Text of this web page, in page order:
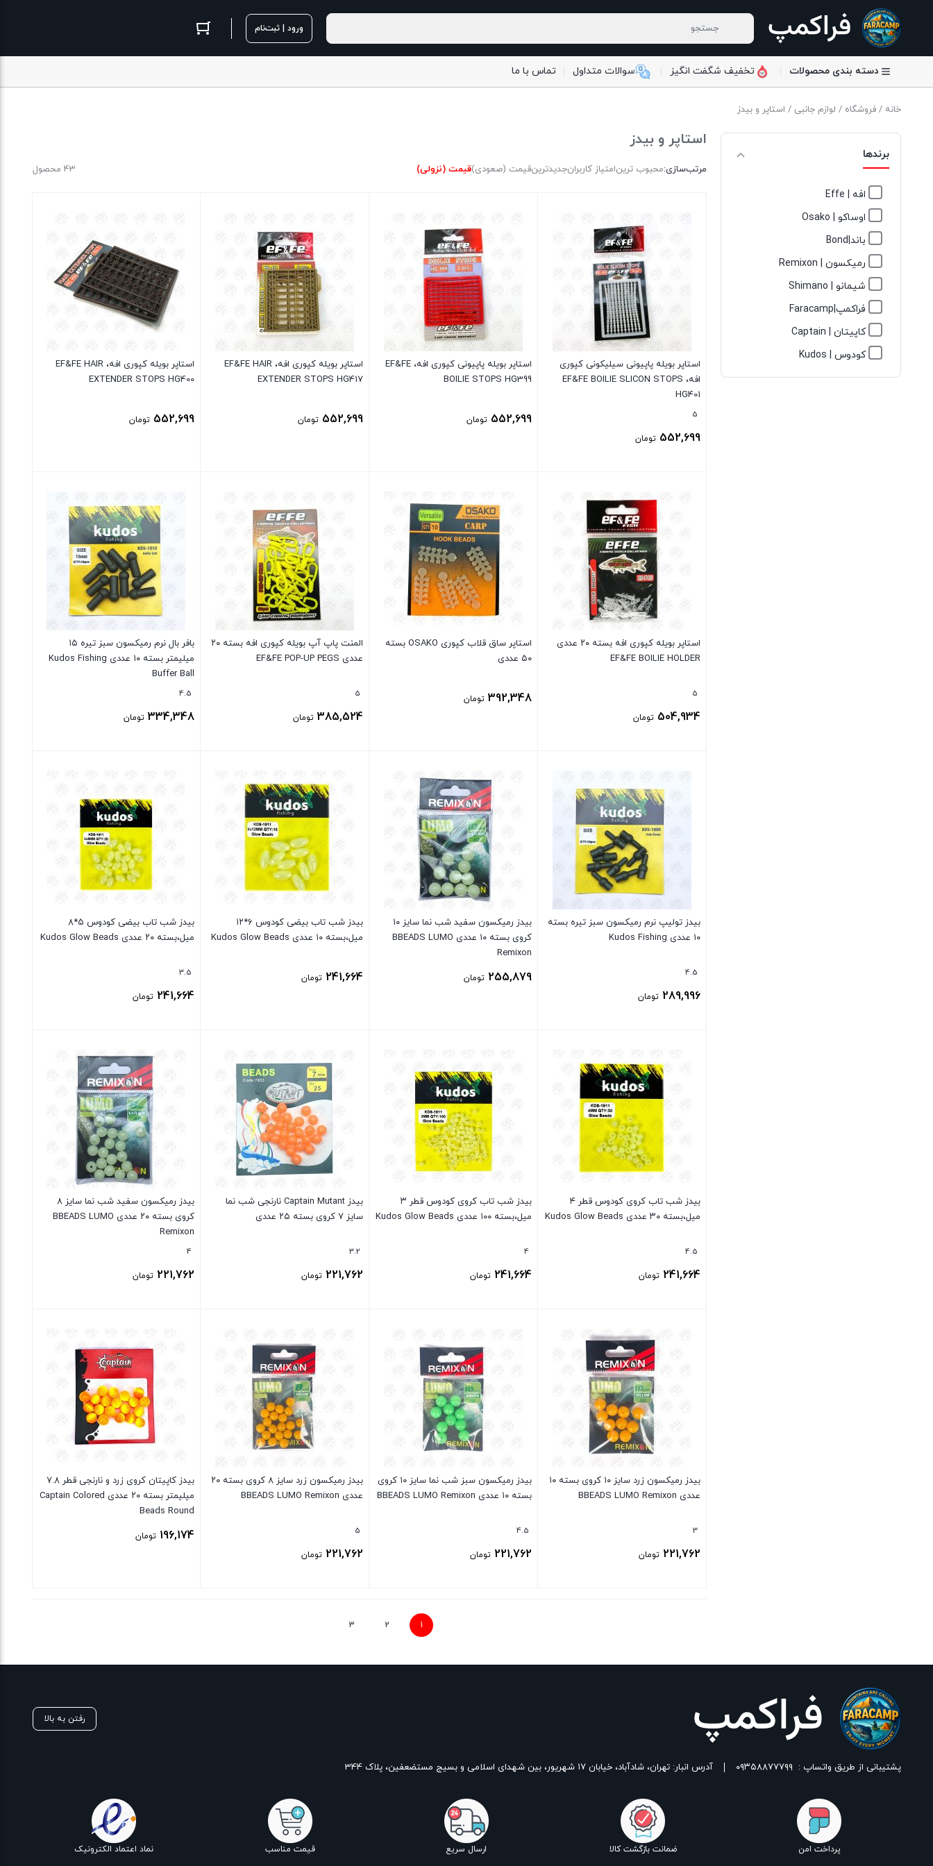
ورود | ثبت‌نام
دسته بندی محصولات تخفیف شگفت انگیز سوالات متداول تماس با ما
خانه /فروشگاه / لوازم جانبی / استاپر و بیدز
برندها
افه | Effe
اوساکو | Osako
باند|Bond
رمیکسون | Remixon
شیمانو | Shimano
فراکمپ|Faracamp
کاپیتان | Captain
کودوس | Kudos
استاپر و بیدز
43 محصول مرتب‌سازی:محبوب ترینامتیاز کاربرانجدیدترینقیمت (صعودی)قیمت (نزولی)
استاپر بویله پاپیونی سیلیکونی کپوری
افه، EF&FE BOILIE SLICON STOPS
HG401
5
552,699 تومان
استاپر بویله پاپیونی کپوری افه، EF&FE
BOILIE STOPS HG399
552,699 تومان
استاپر بویله کپوری افه، EF&FE HAIR
EXTENDER STOPS HG417
552,699 تومان
استاپر بویله کپوری افه، EF&FE HAIR
EXTENDER STOPS HG400
552,699 تومان
استاپر بویله کپوری افه بسته ۲۰ عددی
EF&FE BOILIE HOLDER
5
504,934 تومان
استاپر ساق قلاب کپوری OSAKO بسته
۵۰ عددی
392,348 تومان
المنت پاپ آپ بویله کپوری افه بسته ۲۰
عددی EF&FE POP-UP PEGS
5
385,524 تومان
بافر بال نرم رمیکسون سبز تیره ۱۵
میلیمتر بسته ۱۰ عددی Kudos Fishing
Buffer Ball
4.5
334,348 تومان
بیدز تولیپ نرم رمیکسون سبز تیره بسته
۱۰ عددی Kudos Fishing
4.5
289,996 تومان
بیدز رمیکسون سفید شب نما سایز ۱۰
کروی بسته ۱۰ عددی BBEADS LUMO
Remixon
255,879 تومان
بیدز شب تاب بیضی کودوس ۶*۱۲
میل،بسته ۱۰ عددی Kudos Glow Beads
241,664 تومان
بیدز شب تاب بیضی کودوس ۵*۸
میل،بسته ۲۰ عددی Kudos Glow Beads
3.5
241,664 تومان
بیدز شب تاب کروی کودوس قطر ۴
میل،بسته ۳۰ عددی Kudos Glow Beads
4.5
241,664 تومان
بیدز شب تاب کروی کودوس قطر ۳
میل،بسته ۱۰۰ عددی Kudos Glow Beads
4
241,664 تومان
بیدز Captain Mutant نارنجی شب نما
سایز ۷ کروی بسته ۲۵ عددی
3.2
221,762 تومان
بیدز رمیکسون سفید شب نما سایز ۸
کروی بسته ۲۰ عددی BBEADS LUMO
Remixon
4
221,762 تومان
بیدز رمیکسون زرد سایز ۱۰ کروی بسته ۱۰
عددی BBEADS LUMO Remixon
3
221,762 تومان
بیدز رمیکسون سبز شب نما سایز ۱۰ کروی
بسته ۱۰ عددی BBEADS LUMO Remixon
4.5
221,762 تومان
بیدز رمیکسون زرد سایز ۸ کروی بسته ۲۰
عددی BBEADS LUMO Remixon
5
221,762 تومان
بیدز کاپیتان کروی زرد و نارنجی قطر ۷.۸
میلیمتر بسته ۲۰ عددی Captain Colored
Beads Round
196,174 تومان
1
2
3
رفتن به بالا
پشتیبانی از طریق واتساپ :۰۹۳۵۸۸۷۷۷۹۹ آدرس انبار: تهران، شادآباد، خیابان ١٧ شهریور، بین شهدای اسلامی و بسیج مستضعفین، پلاک 344
پرداخت امن ضمانت بازگشت کالا ارسال سریع قیمت مناسب نماد اعتماد الکترونیک